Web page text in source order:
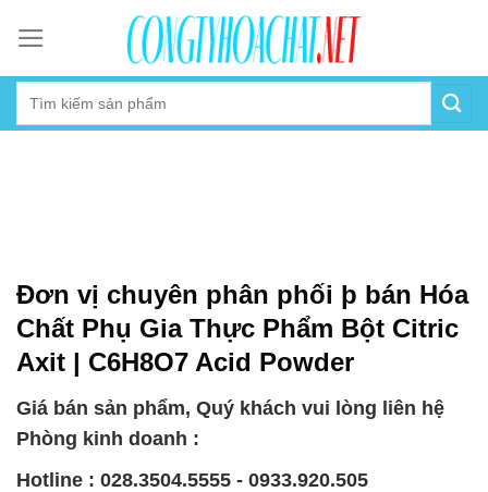
content
Đơn vị chuyên phân phối þ bán Hóa
Chất Phụ Gia Thực Phẩm Bột Citric
Axit | C6H8O7 Acid Powder
Giá bán sản phẩm, Quý khách vui lòng liên hệ
Phòng kinh doanh :
Hotline : 028.3504.5555 - 0933.920.505